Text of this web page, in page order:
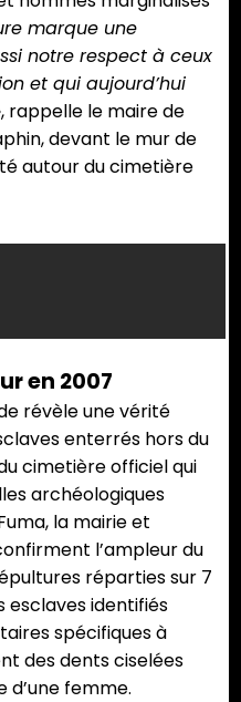
marque une
notre respect à ceux
et qui aujourd’hui
rappelle le maire de
devant le mur de
autour du cimetière
en 2007
révèle une vérité
enterrés hors du
cimetière officiel qui
archéologiques
la mairie et
l’ampleur du
réparties sur 7
esclaves identifiés
spécifiques à
des dents ciselées
d’une femme.